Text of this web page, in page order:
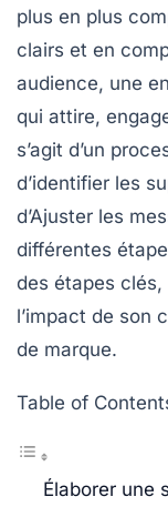
plus en plus
clairs et en
audience, une
qui attire,
s’agit d’un
d’identifier les
d’Ajuster les
différentes
des étapes
l’impact de son
de marque.
Table of
Élaborer une